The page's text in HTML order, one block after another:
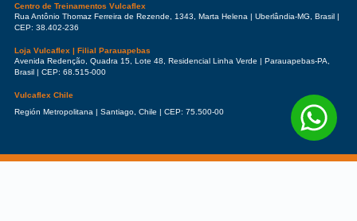
Centro de Treinamentos Vulcaflex
Rua Antônio Thomaz Ferreira de Rezende, 1343, Marta Helena | Uberlândia-MG, Brasil |
CEP: 38.402-236
Loja Vulcaflex | Filial Parauapebas
Avenida Redenção, Quadra 15, Lote 48, Residencial Linha Verde | Parauapebas-PA,
Brasil | CEP: 68.515-000
Vulcaflex Chile
Región Metropolitana | Santiago, Chile | CEP: 75.500-00